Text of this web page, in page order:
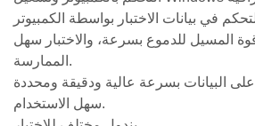
المسيل للدموع بسرعة، والاختبار سهل
الممارسة.
سهل الاستخدام.